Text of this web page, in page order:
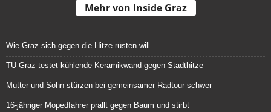
Mehr von Inside Graz
Wie Graz sich gegen die Hitze rüsten will
TU Graz testet kühlende Keramikwand gegen Stadthitze
Mutter und Sohn stürzen bei gemeinsamer Radtour schwer
16-jähriger Mopedfahrer prallt gegen Baum und stirbt